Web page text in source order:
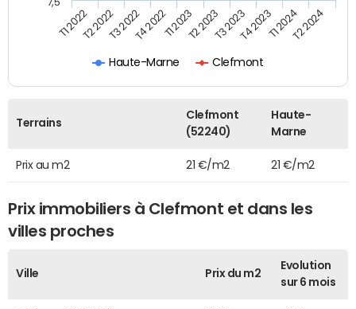
Haute-Marne Clefmont
T1 2022T2 2022T3 2022T4 2022T1 2023T2 2023T3 2023T4 2023T1 2024T2 2024
Terrains
Clefmont
(52240)
Haute-
Marne
Prix au m2 21 €/m2 21 €/m2
Prix immobiliers à Clefmont et dans les
villes proches
Ville Prix du m2
Evolution
sur 6 mois